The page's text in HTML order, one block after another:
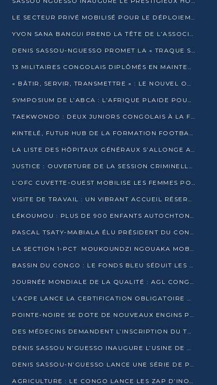
LE SECTEUR PRIVÉ MOBILISÉ POUR LE DÉPLOIEMENT DE 19 MINI-CENTRALES SOLAIRES
YVON SANA BANGUI PREND LA TÊTE DE L’ASSOCIATION DES BANQUES CENTRALES AFRICAINES
DENIS SASSOU-NGUESSO PROMET LA « TRAQUE SANS RELÂCHE » DU GRAND BANDITISME
13 MILITAIRES CONGOLAIS DIPLÔMÉS EN MAINTENANCE INDUSTRIELLE APRÈS TROIS ANS DE FORMATION À L’UNIVERSITÉ MARIEN-NGOUABI
« BÂTIR, SERVIR, TRANSMETTRE » : LE NOUVEL OUVRAGE QUI INTERPELLE LES COLLECTIVITÉS
SYMPOSIUM DE L’ABCA : L’AFRIQUE PLAIDE POUR UN FINANCEMENT CLIMATIQUE ÉQUITABLE
TAEKWONDO : DEUX JUNIORS CONGOLAIS À LA FINALE D’OPEN SYRIES 2025 À ABIDJAN
KINTELÉ, FUTUR HUB DE LA FORMATION FOOTBALLISTIQUE AFRICAINE ?
LA LISTE DES HÔPITAUX GÉNÉRAUX S’ALLONGE AU CONGO
JUSTICE : OUVERTURE DE LA SESSION CRIMINELLE À BRAZZAVILLE AVEC 52 DOSSIERS AU RÔLE
L’OFC CUVETTE-OUEST MOBILISE LES FEMMES POUR ACCUEILLIR LE PRÉSIDENT DE LA RÉPUBLIQUE
VISITE DE TRAVAIL : UN VIBRANT ACCUEIL RÉSERVÉ À DENIS SASSOU-N’GUESSO PAR L’ASSOCIATION « LES AMIS DE WOMO »
LÉKOUMOU : PLUS DE 900 ENFANTS AUTOCHTONES REÇOIVENT DES KITS SCOLAIRES GRÂCE À L’ESPACE OPOKO
PASCAL TSATY-MABIALA ÉLU PRÉSIDENT DU CONSEIL NATIONAL DE L’UPADS
LA SECTION 1-PCT MOUKOUNDZI NGOUAKA MOBILISE 100 000 FCFA POUR LE 6ᵉ CONGRÈS DU PARTI
BASSIN DU CONGO : LE FONDS BLEU SÉDUIT LES BAILLEURS À BELÉM
JOURNÉE MONDIALE DE LA QUALITÉ : AGL CONGO FORME ET SENSIBILISE LES JEUNES TALENTS
L’ACPE LANCE LA CERTIFICATION OBLIGATOIRE DES CONTRATS DE TRAVAIL DES TRANSPORTEURS
POINTE-NOIRE SE DOTE DE NOUVEAUX ENGINS POUR L’ASSAINISSEMENT ET L’ENTRETIEN ROUTIER
DES MÉDECINS DEMANDENT L’INSCRIPTION DU TRAITEMENT DU PIED-BOT DANS LES CURSUS UNIVERSITAIRES
DÉNIS SASSOU N’GUESSO INAUGURE L’USINE DE VALORISATION DU GAZ ASSOCIÉ
DENIS SASSOU-N’GUESSO LANCE UNE SÉRIE DE PROJETS DANS LE KOUILOU
AGRICULTURE : LE CONGO LANCE LES ZAP D’INONI ET YONO